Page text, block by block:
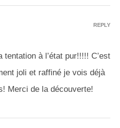
à l’état pur!!!!! C’est
joli et raffiné je vois déjà
Merci de la découverte!
REPLY